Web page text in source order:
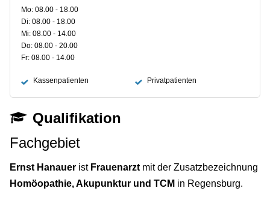
Mo: 08.00 - 18.00
Di: 08.00 - 18.00
Mi: 08.00 - 14.00
Do: 08.00 - 20.00
Fr: 08.00 - 14.00
Kassenpatienten Privatpatienten
Qualifikation
Fachgebiet
Ernst Hanauer ist Frauenarzt mit der Zusatzbezeichnung
Homöopathie, Akupunktur und TCM in Regensburg.